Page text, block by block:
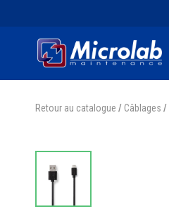
Retour au catalogue / Câblages /